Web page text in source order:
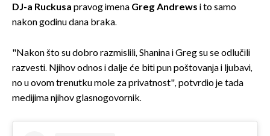
DJ-a Ruckusa pravog imena Greg Andrews i to samo
nakon godinu dana braka.
"Nakon što su dobro razmislili, Shanina i Greg su se odlučili
razvesti. Njihov odnos i dalje će biti pun poštovanja i ljubavi,
no u ovom trenutku mole za privatnost", potvrdio je tada
medijima njihov glasnogovornik.